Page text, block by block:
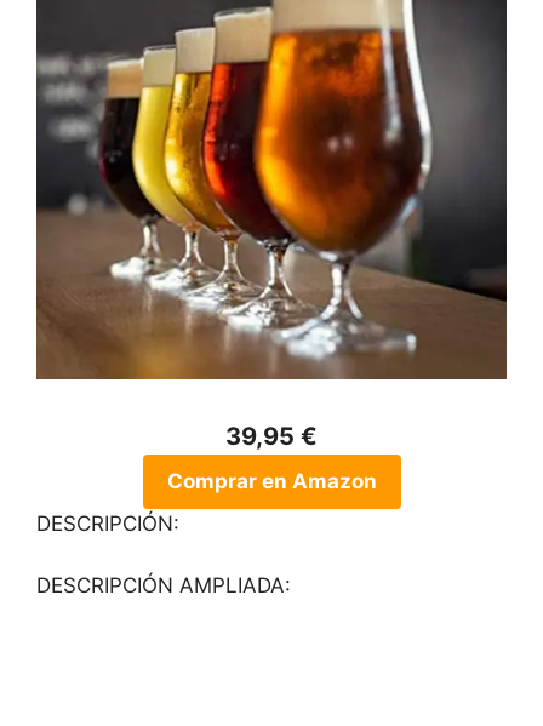
39,95 €
Comprar en Amazon
DESCRIPCIÓN:
DESCRIPCIÓN AMPLIADA: